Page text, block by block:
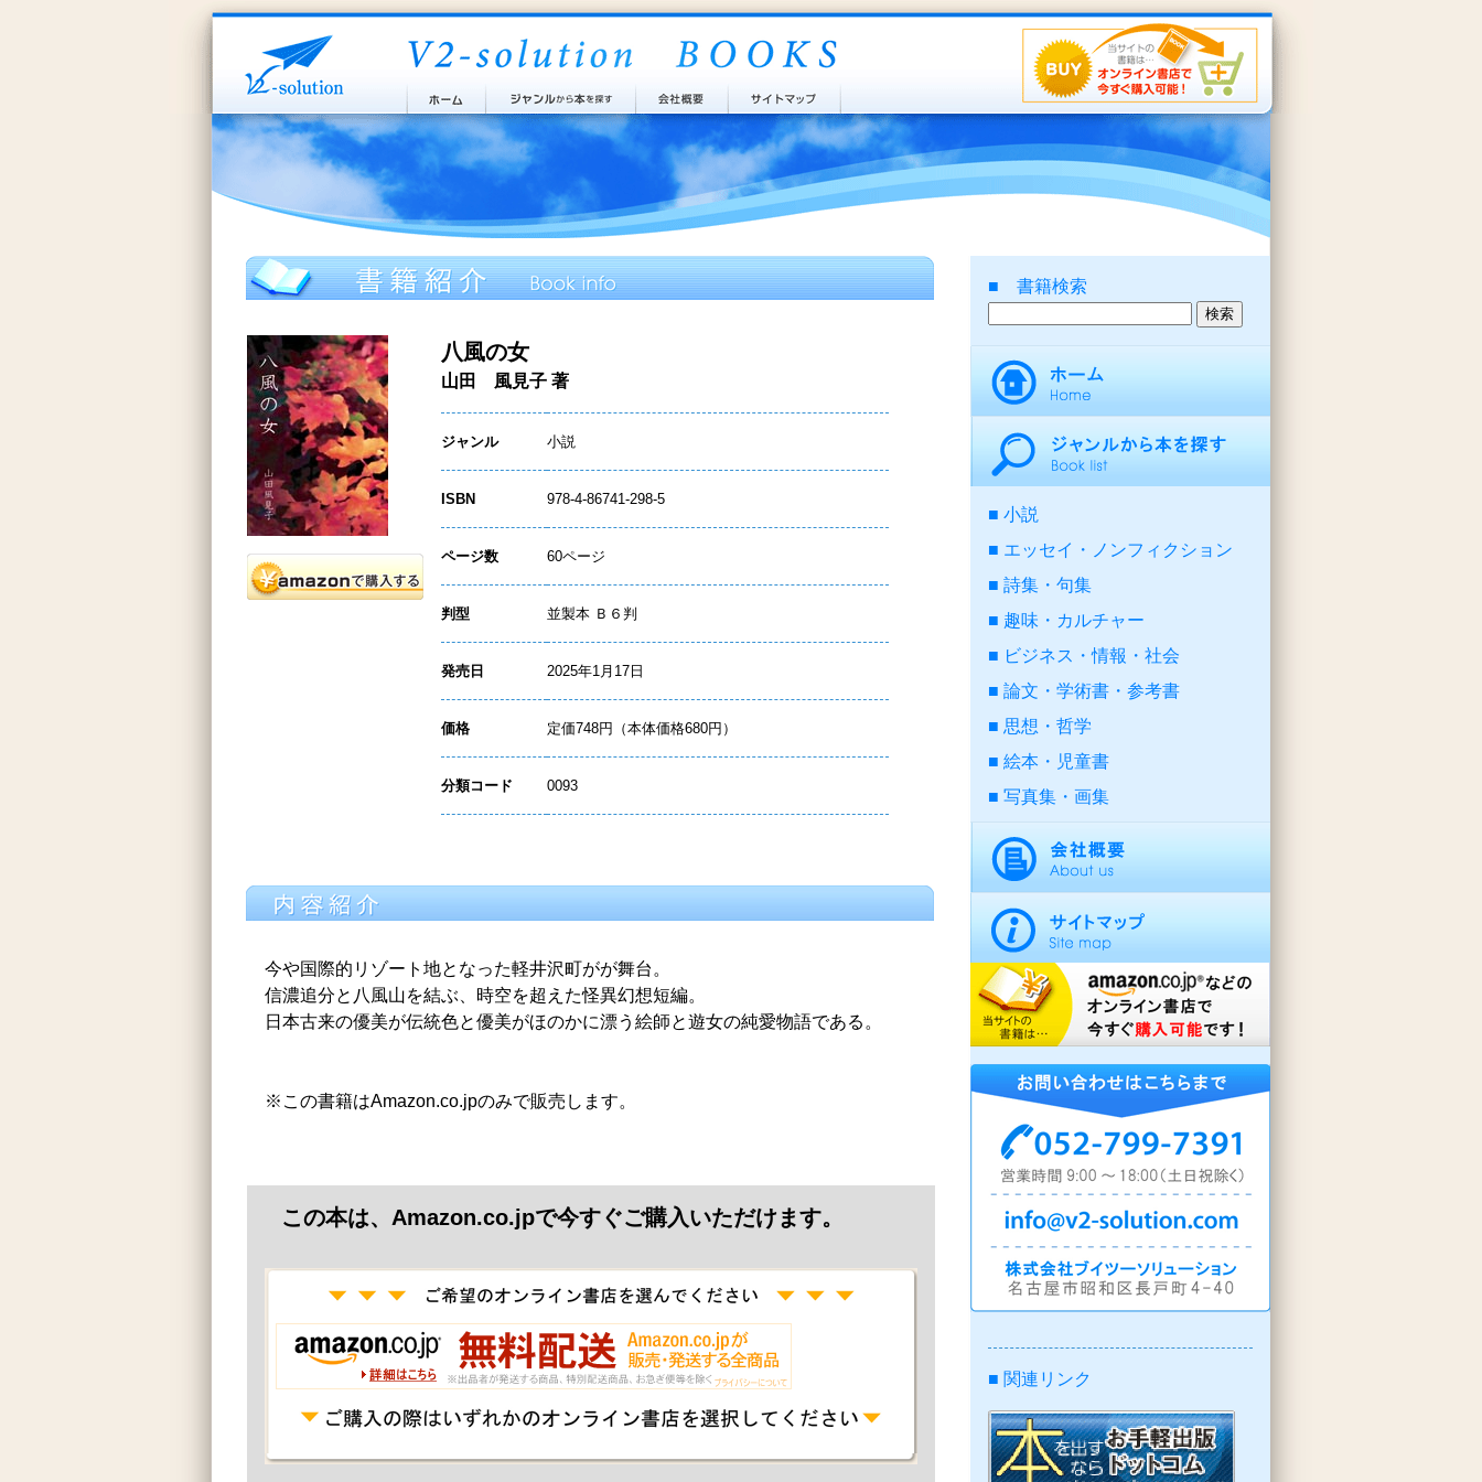
八風の女
山田 風見子 著
ジャンル 小説
ISBN 978-4-86741-298-5
ページ数 60ページ
判型 並製本 Ｂ６判
発売日 2025年1月17日
価格 定価748円（本体価格680円）
分類コード 0093
今や国際的リゾート地となった軽井沢町がが舞台。
信濃追分と八風山を結ぶ、時空を超えた怪異幻想短編。
日本古来の優美が伝統色と優美がほのかに漂う絵師と遊女の純愛物語である。
※この書籍はAmazon.co.jpのみで販売します。
この本は、Amazon.co.jpで今すぐご購入いただけます。
■ 書籍検索
小説
エッセイ・ノンフィクション
詩集・句集
趣味・カルチャー
ビジネス・情報・社会
論文・学術書・参考書
思想・哲学
絵本・児童書
写真集・画集
■ 関連リンク